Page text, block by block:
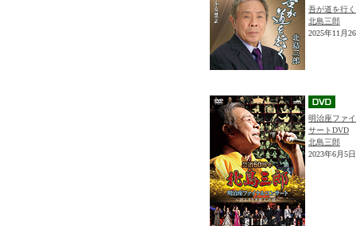
吾が道を行く
北島三郎
2025年11月
明治座ファ
サートDVD
北島三郎
2023年6月5